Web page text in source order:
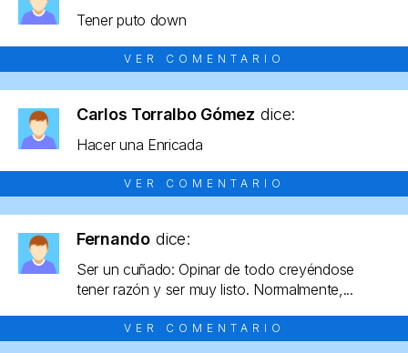
Tener puto down
VER COMENTARIO
Carlos Torralbo Gómez dice:
Hacer una Enricada
VER COMENTARIO
Fernando dice:
Ser un cuñado: Opinar de todo creyéndose
tener razón y ser muy listo. Normalmente,...
VER COMENTARIO